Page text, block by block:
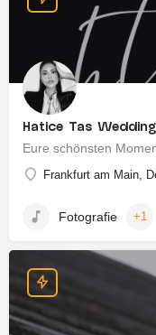
Hatice Tas
Eure schönsten
Frankfurt am Main,
Fotografie +1